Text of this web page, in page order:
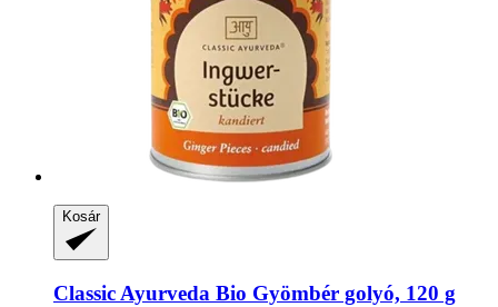
Kosár
Classic Ayurveda Bio Gyömbér golyó, 120 g